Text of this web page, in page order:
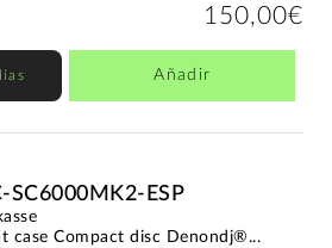
150,00€
Añadir
SC6000MK2-ESP
case Compact disc Denondj®...